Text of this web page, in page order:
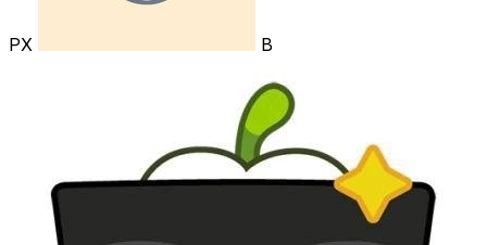
РХ В